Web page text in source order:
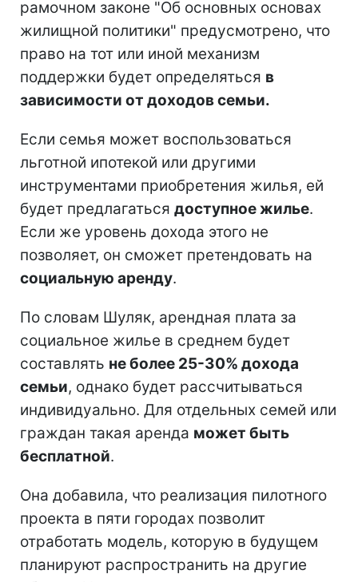
рамочном законе "Об основных основах
жилищной политики" предусмотрено, что
право на тот или иной механизм
поддержки будет определяться в
зависимости от доходов семьи.
Если семья может воспользоваться
льготной ипотекой или другими
инструментами приобретения жилья, ей
будет предлагаться доступное жилье.
Если же уровень дохода этого не
позволяет, он сможет претендовать на
социальную аренду.
По словам Шуляк, арендная плата за
социальное жилье в среднем будет
составлять не более 25-30% дохода
семьи, однако будет рассчитываться
индивидуально. Для отдельных семей или
граждан такая аренда может быть
бесплатной.
Она добавила, что реализация пилотного
проекта в пяти городах позволит
отработать модель, которую в будущем
планируют распространить на другие